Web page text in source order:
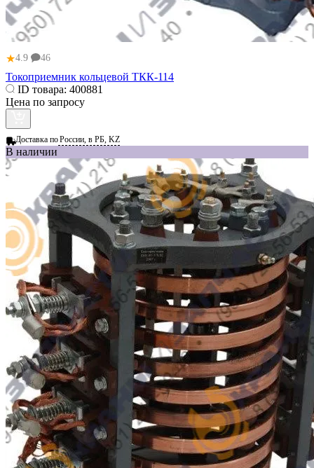
★4.9 46
Токоприемник кольцевой ТКК-114
ID товара: 400881
Цена по запросу
Доставка поРоссии, в РБ, KZ
В наличии